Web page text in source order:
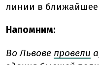
линии в ближайшее
Напомним:
Во Львове провели